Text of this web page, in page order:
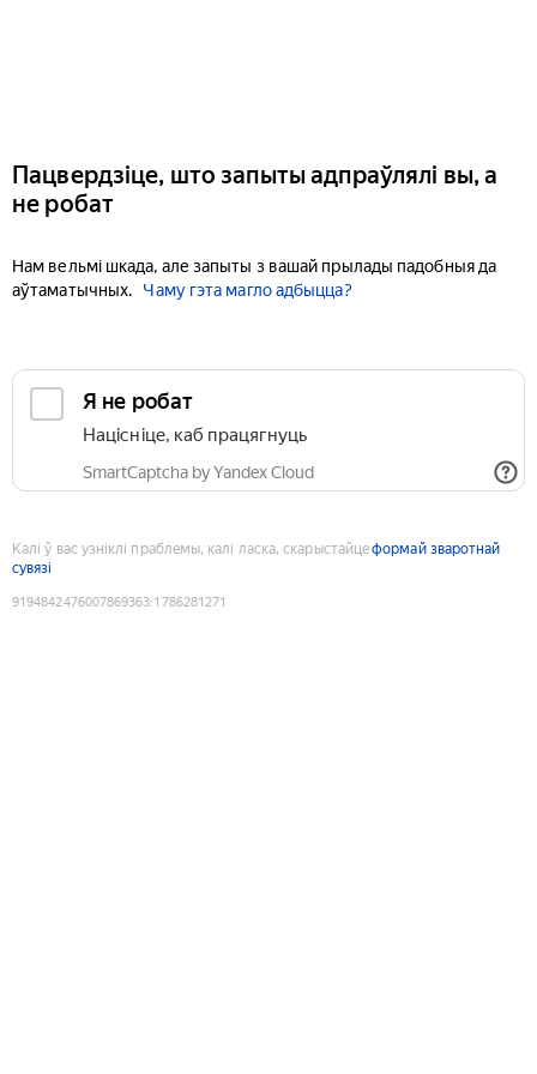
Пацвердзіце, што запыты адпраўлялі вы, а
не робат
Нам вельмі шкада, але запыты з вашай прылады падобныя да
аўтаматычных.
Чаму гэта магло адбыцца?
Я не робат
Націсніце, каб працягнуць
SmartCaptcha by Yandex Cloud
Калі ў вас узніклі праблемы, калі ласка, скарыстайцеформай зваротнай
сувязі
9194842476007869363:1786281271